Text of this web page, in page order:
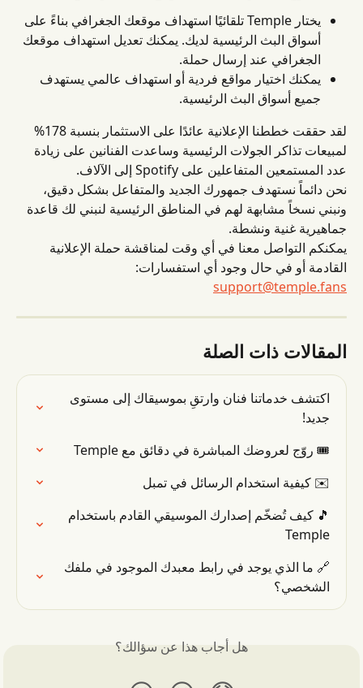
يختار Temple تلقائيًا استهداف موقعك الجغرافي بناءً على
أسواق البث الرئيسية لديك. يمكنك تعديل استهداف موقعك
الجغرافي عند إرسال حملة.
يمكنك اختيار مواقع فردية أو استهداف عالمي يستهدف
جميع أسواق البث الرئيسية.
لقد حققت خططنا الإعلانية عائدًا على الاستثمار بنسبة 178%
لمبيعات تذاكر الجولات الرئيسية وساعدت الفنانين على زيادة
عدد المستمعين المتفاعلين على Spotify إلى الآلاف.
نحن دائماً نستهدف جمهورك الجديد والمتفاعل بشكل دقيق،
ونبني نسخاً مشابهة لهم في المناطق الرئيسية لنبني لك قاعدة
جماهيرية غنية ونشطة.
يمكنكم التواصل معنا في أي وقت لمناقشة حملة الإعلانية
القادمة أو في حال وجود أي استفسارات:
support@temple.fans
المقالات ذات الصلة
اكتشف خدماتنا فنان وارتقِ بموسيقاك إلى مستوى
جديد!
🎟 روّج لعروضك المباشرة في دقائق مع Temple
✉️ كيفية استخدام الرسائل في تمبل
🎵 كيف تُضخّم إصدارك الموسيقي القادم باستخدام
Temple
🔗 ما الذي يوجد في رابط معبدك الموجود في ملفك
الشخصي؟
هل أجاب هذا عن سؤالك؟